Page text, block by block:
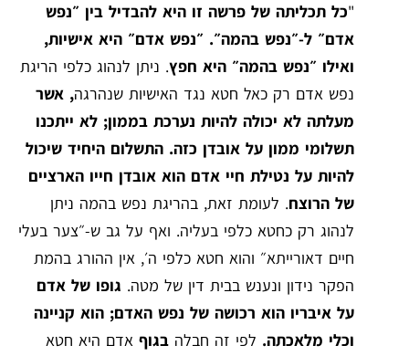
"כל תכליתה של פרשה זו היא להבדיל בין ״נפש
אדם״ ל-״נפש בהמה״. ״נפש אדם״ היא אישיות,
ואילו ״נפש בהמה״ היא חפץ. ניתן לנהוג כלפי הריגת
נפש אדם רק כאל חטא נגד האישיות שנהרגה, אשר
מעלתה לא יכולה להיות נערכת בממון; לא ייתכנו
תשלומי ממון על אובדן כזה. התשלום היחיד שיכול
להיות על נטילת חיי אדם הוא אובדן חייו הארציים
של הרוצח. לעומת זאת, בהריגת נפש בהמה ניתן
לנהוג רק כחטא כלפי בעליה. ואף על גב ש-״צער בעלי
חיים דאורייתא״ והוא חטא כלפי ה׳, אין ההורג בהמת
הפקר נידון ונענש בבית דין של מטה. גופו של אדם
על איבריו הוא רכושה של נפש האדם; הוא קניינה
וכלי מלאכתה. לפי זה חבלה בגוף אדם היא חטא